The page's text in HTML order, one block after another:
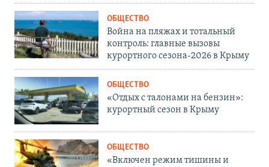
ОБЩЕСТВО
Война на пляжах и тотальный
контроль: главные вызовы
курортного сезона-2026 в Крыму
ОБЩЕСТВО
«Отдых с талонами на бензин»:
курортный сезон в Крыму
ОБЩЕСТВО
«Включен режим тишины и